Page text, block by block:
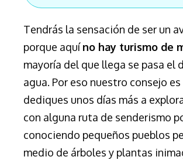
Tendrás la sensación de ser un
porque aquíno hay turismo de
mayoría del que llega se pasa el
agua. Por eso nuestro consejo es
dediques unos días más a
con alguna ruta de senderismo
conociendo pequeños pueblos
medio de árboles y plantas